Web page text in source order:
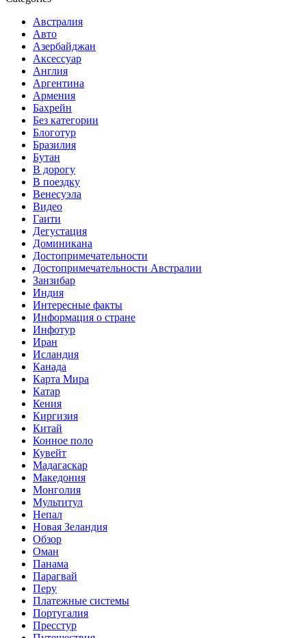
Австралия
Авто
Азербайджан
Аксессуар
Англия
Аргентина
Армения
Бахрейн
Без категории
Блоготур
Бразилия
Бутан
В дорогу
В поездку
Венесуэла
Видео
Гаити
Дегустация
Доминикана
Достопримечательности
Достопримечательности Австралии
Занзибар
Индия
Интересные факты
Информация о стране
Инфотур
Иран
Исландия
Канада
Карта Мира
Катар
Кения
Киргизия
Китай
Конное поло
Кувейт
Мадагаскар
Македония
Монголия
Мультитул
Непал
Новая Зеландия
Обзор
Оман
Панама
Парагвай
Перу
Платежные системы
Португалия
Пресстур